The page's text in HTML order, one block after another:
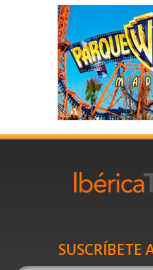
SUSCRÍBETE